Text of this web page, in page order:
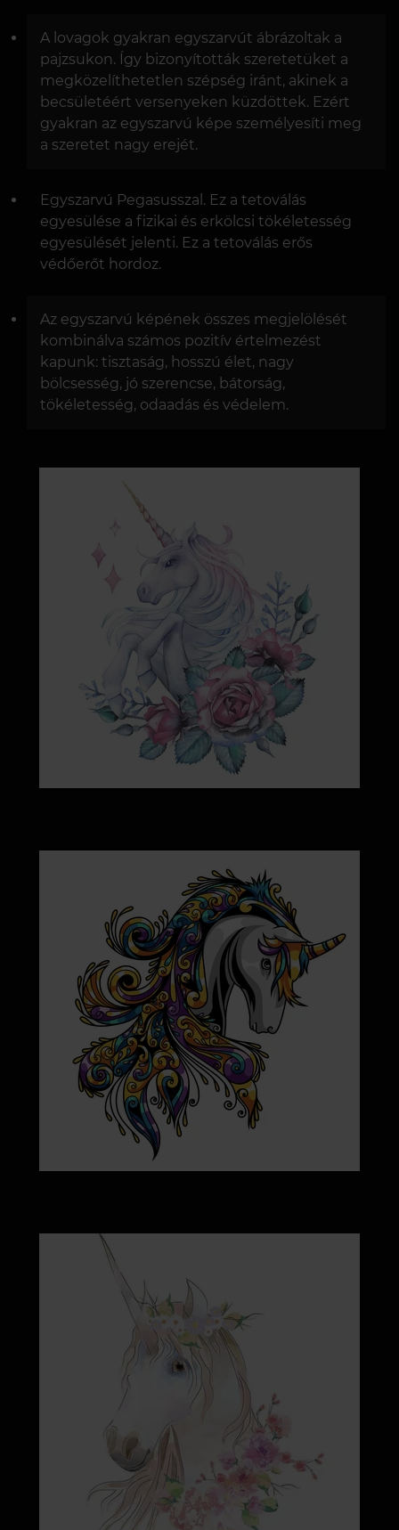
A lovagok gyakran egyszarvút ábrázoltak a
pajzsukon. Így bizonyították szeretetüket a
megközelíthetetlen szépség iránt, akinek a
becsületéért versenyeken küzdöttek. Ezért
gyakran az egyszarvú képe személyesíti meg
a szeretet nagy erejét.
Egyszarvú Pegasusszal. Ez a tetoválás
egyesülése a fizikai és erkölcsi tökéletesség
egyesülését jelenti. Ez a tetoválás erős
védőerőt hordoz.
Az egyszarvú képének összes megjelölését
kombinálva számos pozitív értelmezést
kapunk: tisztaság, hosszú élet, nagy
bölcsesség, jó szerencse, bátorság,
tökéletesség, odaadás és védelem.